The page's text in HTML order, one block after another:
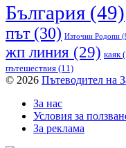
България (49)
път(30) Източни Родопи
жп линия (29) каяк
пътешествия (11)
© 2026 Пътеводител на
За нас
Условия за
За реклама